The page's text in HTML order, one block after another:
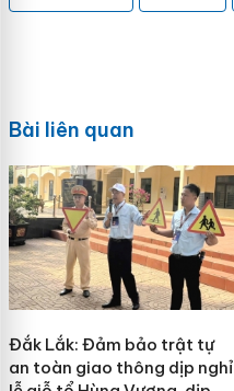
Bài liên quan
Đắk Lắk: Đảm bảo trật tự
an toàn giao thông dịp nghỉ